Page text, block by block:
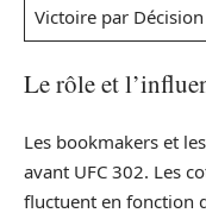
Victoire par Décision
Le rôle et
Les bookmakers et
avant UFC 302. Les
fluctuent en fonction